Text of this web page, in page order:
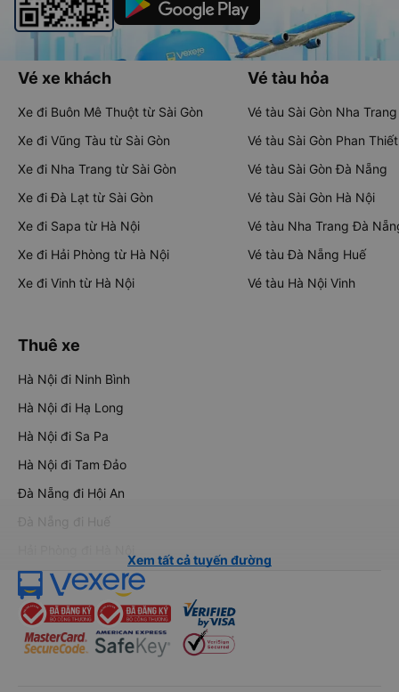
Vé xe khách
Xe đi Buôn Mê Thuột từ Sài Gòn
Xe đi Vũng Tàu từ Sài Gòn
Xe đi Nha Trang từ Sài Gòn
Xe đi Đà Lạt từ Sài Gòn
Xe đi Sapa từ Hà Nội
Xe đi Hải Phòng từ Hà Nội
Xe đi Vinh từ Hà Nội
Vé tàu hỏa
Vé tàu Sài Gòn Nha Trang
Vé tàu Sài Gòn Phan Thiết
Vé tàu Sài Gòn Đà Nẵng
Vé tàu Sài Gòn Hà Nội
Vé tàu Nha Trang Đà
Vé tàu Đà Nẵng Huế
Vé tàu Hà Nội Vinh
Thuê xe
Hà Nội đi Ninh Bình
Hà Nội đi Hạ Long
Hà Nội đi Sa Pa
Hà Nội đi Tam Đảo
Đà Nẵng đi Hội An
Đà Nẵng đi Huế
Xem tất cả tuyến đường